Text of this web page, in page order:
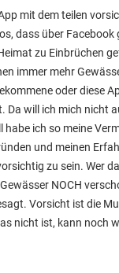
mit dem teilen
dass über Facebook
zu Einbrüchen
immer mehr
oder diese
Da will ich mich nicht
habe ich so meine
und meinen
zu sein. Wer
NOCH
Vorsicht ist die
nicht ist, kann noch